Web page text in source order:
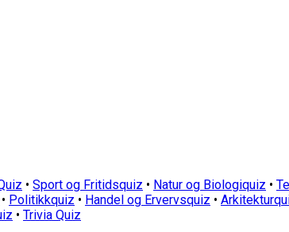
• Sport og Fritidsquiz • Natur og Biologiquiz •
• Politikkquiz • Handel og Ervervsquiz •
• Trivia Quiz